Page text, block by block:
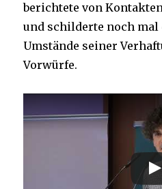
berichtete von
und schilderte noch mal
Umstände seiner
Vorwürfe.